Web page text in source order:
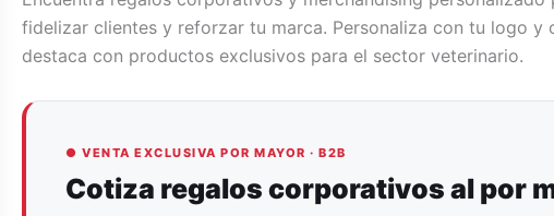
fidelizar clientes y reforzar tu marca. Personaliza con tu logo
destaca con productos exclusivos para el sector veterinario.
● VENTA EXCLUSIVA POR MAYOR · B2B
Cotiza regalos corporativos al por